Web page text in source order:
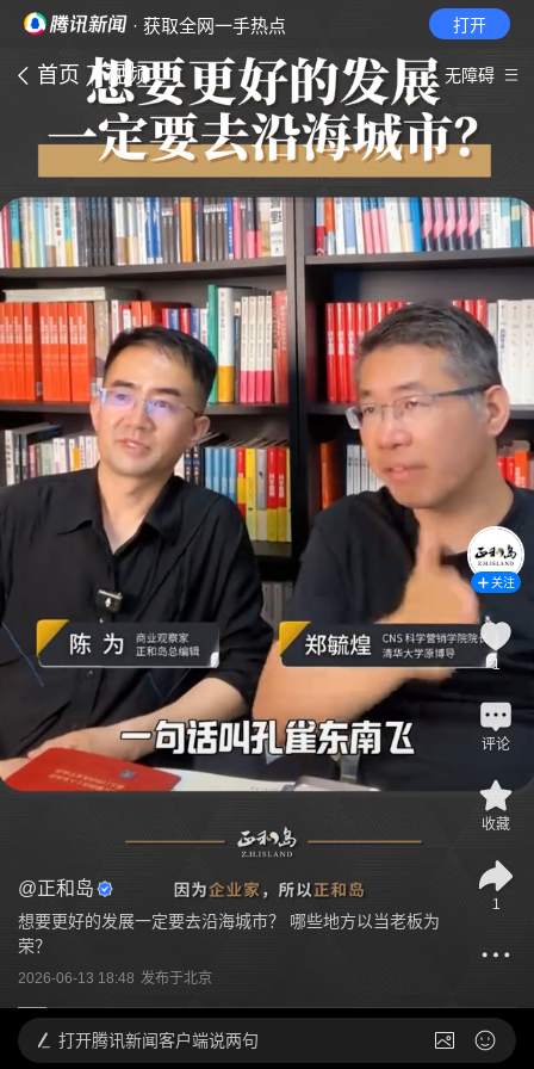
· 获取全网一手热点 打开
首页 视频 无障碍
@正和岛
想要更好的发展一定要去沿海城市？ 哪些地方以当老板为
荣？
2026-06-13 18:48 发布于北京
关注
1
评论
收藏
1
打开腾讯新闻客户端说两句